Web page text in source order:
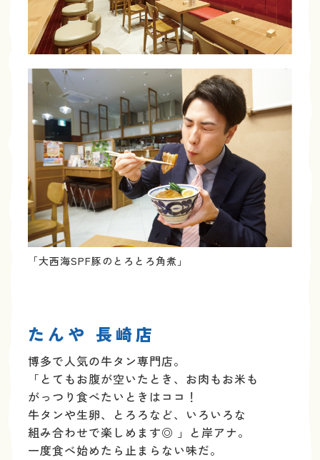
「大西海SPF豚のとろとろ角煮」
たんや 長崎店
博多で人気の牛タン専門店。
「とてもお腹が空いた とき、お肉もお米も
がっつり食べたいときはココ！
牛タンや生卵、とろろなど、いろいろな
組み合わせで楽しめます◎ 」と岸アナ。
一度食べ始めたら止まらない味だ。